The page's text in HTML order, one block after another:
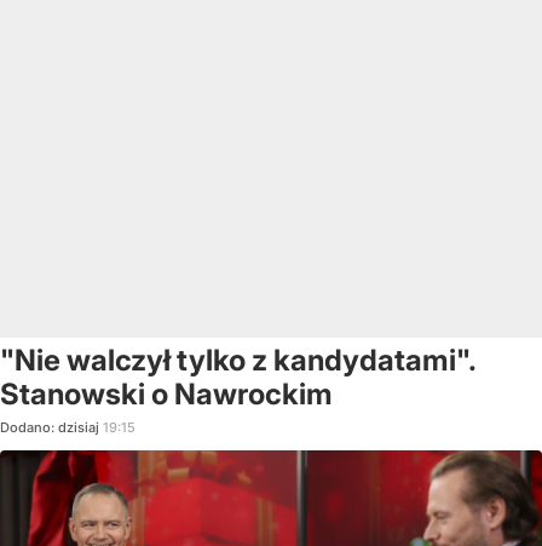
"Nie walczył tylko z kandydatami".
Stanowski o Nawrockim
Dodano: dzisiaj 19:15